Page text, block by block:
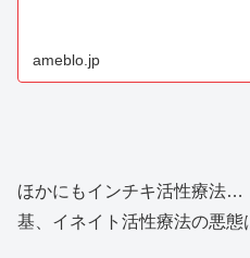
ameblo.jp
ほかにもインチキ活性療法…
基、イネイト活性療法の悪態